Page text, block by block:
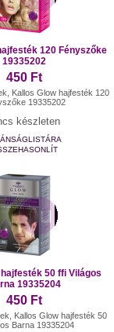
120 Fényszőke
19335202
450 Ft
Kallos Glow hajfesték 120
19335202
készleten
50 ffi Világos
19335204
450 Ft
Kallos Glow hajfesték 50
Barna 19335204